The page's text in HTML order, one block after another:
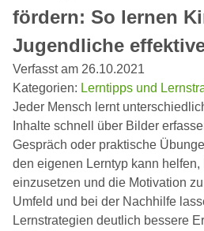
fördern: So lernen
Jugendliche
Verfasst am 26.10.2021
Kategorien: Lerntipps und
Jeder Mensch lernt
Inhalte schnell über Bilder
Gespräch oder praktische
den eigenen Lerntyp kann
einzusetzen und die Motivation
Umfeld und bei der Nachhilfe
Lernstrategien deutlich bessere